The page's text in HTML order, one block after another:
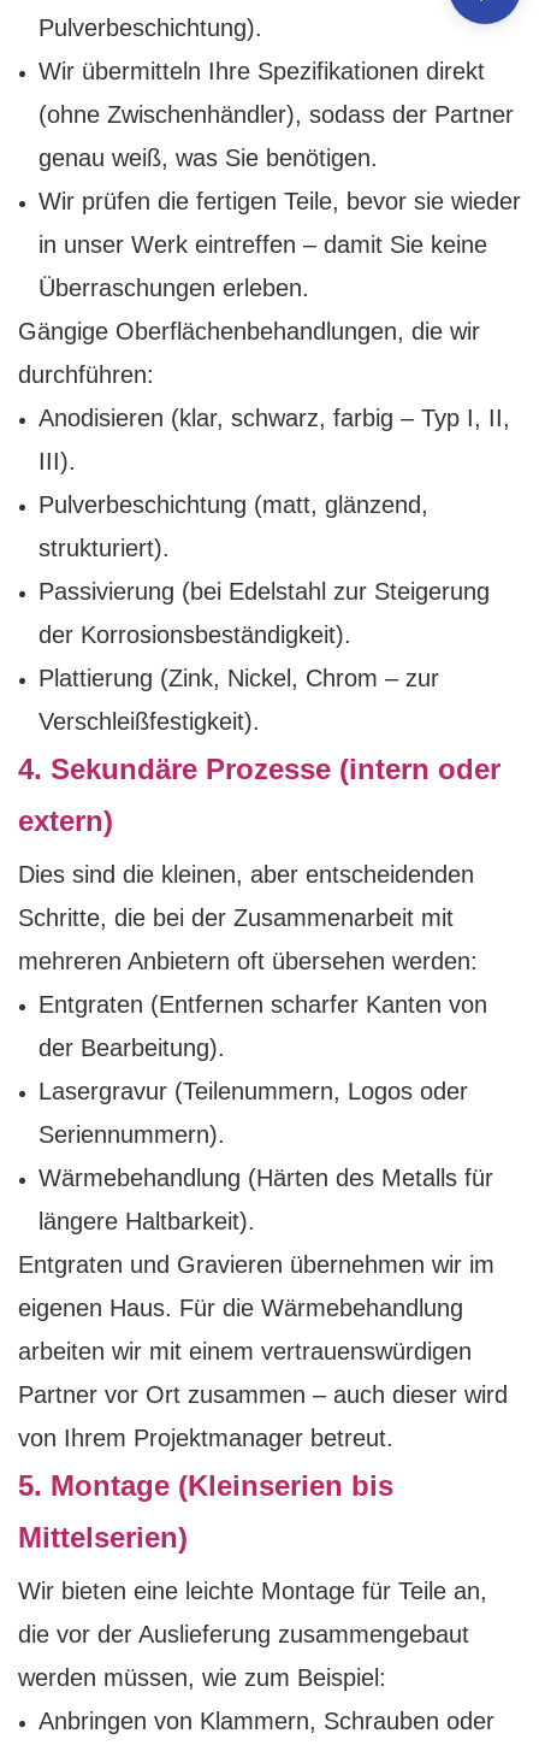
Pulverbeschichtung).
Wir übermitteln Ihre Spezifikationen direkt
(ohne Zwischenhändler), sodass der Partner
genau weiß, was Sie benötigen.
Wir prüfen die fertigen Teile, bevor sie wieder
in unser Werk eintreffen – damit Sie keine
Überraschungen erleben.
Gängige Oberflächenbehandlungen, die wir
durchführen:
Anodisieren (klar, schwarz, farbig – Typ I, II,
III).
Pulverbeschichtung (matt, glänzend,
strukturiert).
Passivierung (bei Edelstahl zur Steigerung
der Korrosionsbeständigkeit).
Plattierung (Zink, Nickel, Chrom – zur
Verschleißfestigkeit).
4. Sekundäre Prozesse (intern oder
extern)
Dies sind die kleinen, aber entscheidenden
Schritte, die bei der Zusammenarbeit mit
mehreren Anbietern oft übersehen werden:
Entgraten (Entfernen scharfer Kanten von
der Bearbeitung).
Lasergravur (Teilenummern, Logos oder
Seriennummern).
Wärmebehandlung (Härten des Metalls für
längere Haltbarkeit).
Entgraten und Gravieren übernehmen wir im
eigenen Haus. Für die Wärmebehandlung
arbeiten wir mit einem vertrauenswürdigen
Partner vor Ort zusammen – auch dieser wird
von Ihrem Projektmanager betreut.
5. Montage (Kleinserien bis
Mittelserien)
Wir bieten eine leichte Montage für Teile an,
die vor der Auslieferung zusammengebaut
werden müssen, wie zum Beispiel:
Anbringen von Klammern, Schrauben oder